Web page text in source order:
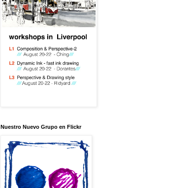
Nuestro Nuevo Grupo en Flickr